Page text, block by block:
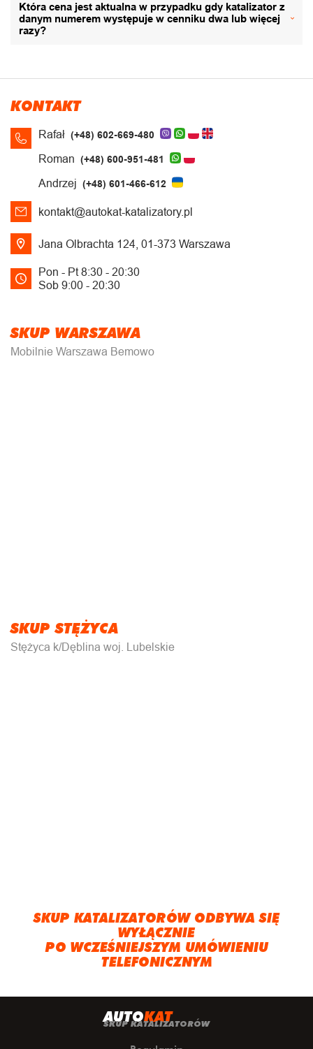
Która cena jest aktualna w przypadku gdy katalizator z
danym numerem występuje w cenniku dwa lub więcej
razy?
KONTAKT
Rafał (+48) 602-669-480
Roman (+48) 600-951-481
Andrzej (+48) 601-466-612
kontakt@autokat-katalizatory.pl
Jana Olbrachta 124, 01-373 Warszawa
Pon - Pt 8:30 - 20:30
Sob 9:00 - 20:30
SKUP WARSZAWA
Mobilnie Warszawa Bemowo
SKUP STĘŻYCA
Stężyca k/Dęblina woj. Lubelskie
SKUP KATALIZATORÓW ODBYWA SIĘ
WYŁĄCZNIE
PO WCZEŚNIEJSZYM UMÓWIENIU
TELEFONICZNYM
AUTOKAT
SKUP KATALIZATORÓW